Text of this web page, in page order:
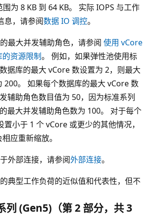
为 8 KB 到 64 KB。 实际 IOPS 与工作
息，请参阅数据 IO 调控。
最大并发辅助角色，请参阅 使用 vCore
资源限制。 例如，如果弹性池使用标
据库的最大 vCore 数设置为 2，则最大
200。 如果每个数据库的最大 vCore 数
辅助角色数目值为 50，因为标准系列
最大并发辅助角色数为 100。 对于每个
小于 1 个 vCore 或更少的其他情况，
应重新缩放。
外部连接，请参阅外部连接。
典型工作负荷的近似值和代表性，但不
列 (Gen5)（第 2 部分，共 3